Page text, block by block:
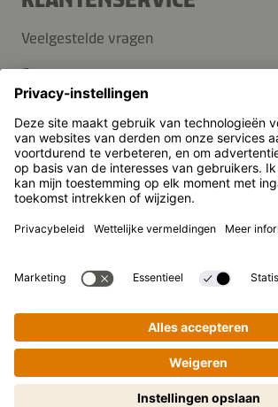
Stapsgewijs koken gemakkelijk
gemaakt! Tik om te starten.
Veelgestelde vragen
Contact
Pers
Kikkoman is een geregistreerd
Corporation, Japan.
Theodorstraße 180, 40472
Opgenomen in het handelsregister bij het
Privacy-instellingen
Wettelijke kennisgeving